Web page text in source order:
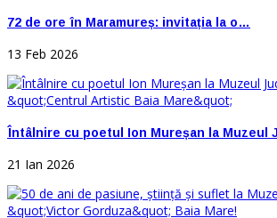
72 de ore în Maramureș: invitația la o…
13 Feb 2026
Întâlnire cu poetul Ion Mureșan la Muzeul
21 Ian 2026